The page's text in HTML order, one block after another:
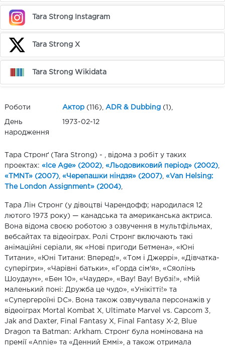
Tara Strong Instagram
Tara Strong X
Tara Strong Wikidata
Роботи Актор (116), ADR & Dubbing (1),
День
народження
1973-02-12
Тара Стронґ (Tara Strong) - , відома з робіт у таких
проектах: «Ice Age» (2002) «Льодовиковий період» (2002)
«TMNT» (2007) «Черепашки ніндзя» (2007) «Van Helsing:
The London Assignment» (2004)
Тара Лін Стронг (у дівоцтві Чарендофф; народилася 12
лютого 1973 року) — канадська та американська актриса.
Вона відома своєю роботою з озвучення в мультфільмах,
вебсайтах та відеоіграх. Ролі Стронг включають такі
анімаційні серіали, як «Нові пригоди Бетмена», «Юні
Титани», «Юні Титани: Вперед!», «Том і Джеррі», «Дівчатка-
суперігри», «Чарівні батьки», «Горда сім'я», «Сяолінь
Шоудаун», «Бен 10», «Чаудер», «Вау! Вау! Вубзі!», «Мій
маленький поні: Дружба це чудо», «Унікітті!» та
«Супергероїні DC». Вона також озвучувала персонажів у
відеоіграх Mortal Kombat X, Ultimate Marvel vs. Capcom 3,
Jak and Daxter, Final Fantasy X, Final Fantasy X-2, Blue
Dragon та Batman: Arkham. Стронг була номінована на
премії «Annie» та «Денний Еммі», а також отримала